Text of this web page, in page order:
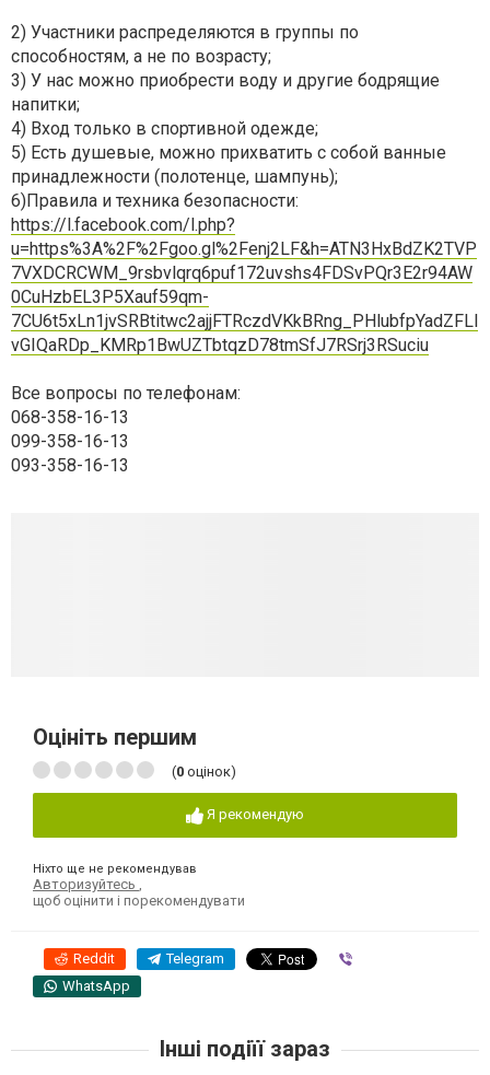
2) Участники распределяются в группы по
способностям, а не по возрасту;
3) У нас можно приобрести воду и другие бодрящие
напитки;
4) Вход только в спортивной одежде;
5) Есть душевые, можно прихватить с собой ванные
принадлежности (полотенце, шампунь);
6)Правила и техника безопасности:
https://l.facebook.com/l.php?
u=https%3A%2F%2Fgoo.gl%2Fenj2LF&h=ATN3HxBdZK2TVP
7VXDCRCWM_9rsbvlqrq6puf172uvshs4FDSvPQr3E2r94AW
0CuHzbEL3P5Xauf59qm-
7CU6t5xLn1jvSRBtitwc2ajjFTRczdVKkBRng_PHlubfpYadZFLl
vGIQaRDp_KMRp1BwUZTbtqzD78tmSfJ7RSrj3RSuciu
Все вопросы по телефонам:
068-358-16-13
099-358-16-13
093-358-16-13
Оцініть першим
(0 оцінок)
Я рекомендую
Ніхто ще не рекомендував
Авторизуйтесь
щоб оцінити і порекомендувати
Reddit Telegram
WhatsApp
Інші подіїї зараз